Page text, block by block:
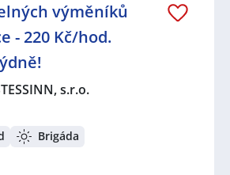
výměníků
- 220 Kč/hod.
s.r.o.
Brigáda